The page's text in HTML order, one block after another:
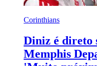
Corinthians
Diniz é direto
Memphis